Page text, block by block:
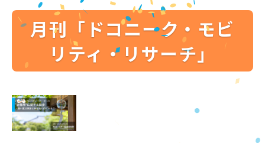
月刊「ドコニーク・モビ
リティ・リサーチ」